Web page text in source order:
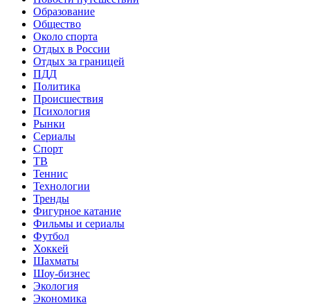
Образование
Общество
Около спорта
Отдых в России
Отдых за границей
ПДД
Политика
Происшествия
Психология
Рынки
Сериалы
Спорт
ТВ
Теннис
Технологии
Тренды
Фигурное катание
Фильмы и сериалы
Футбол
Хоккей
Шахматы
Шоу-бизнес
Экология
Экономика